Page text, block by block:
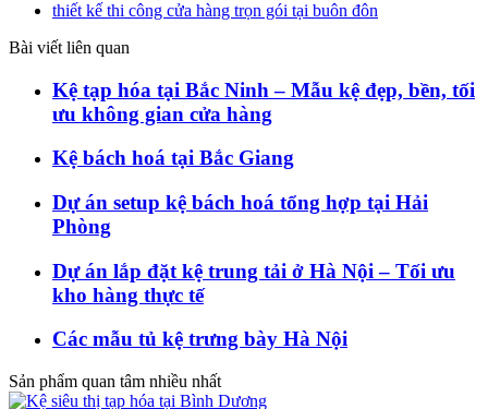
thiết kế thi công cửa hàng trọn gói tại buôn đôn
Bài viết liên quan
Kệ tạp hóa tại Bắc Ninh – Mẫu kệ đẹp, bền, tối
ưu không gian cửa hàng
Kệ bách hoá tại Bắc Giang
Dự án setup kệ bách hoá tổng hợp tại Hải
Phòng
Dự án lắp đặt kệ trung tải ở Hà Nội – Tối ưu
kho hàng thực tế
Các mẫu tủ kệ trưng bày Hà Nội
Sản phẩm quan tâm nhiều nhất